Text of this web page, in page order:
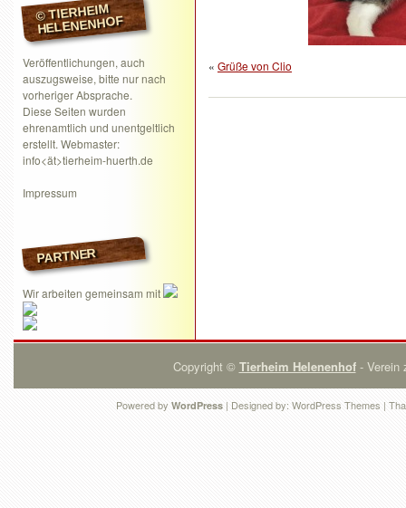
© TIERHEIM
HELENENHOF
Veröffentlichungen, auch
auszugsweise, bitte nur nach
vorheriger Absprache.
Diese Seiten wurden
ehrenamtlich und unentgeltlich
erstellt. Webmaster:
info<ät>tierheim-huerth.de
Impressum
PARTNER
Wir arbeiten gemeinsam mit
« Grüße von Clio
Copyright © Tierheim Helenenhof- Verein
Powered by WordPress | Designed by: WordPress Themes |